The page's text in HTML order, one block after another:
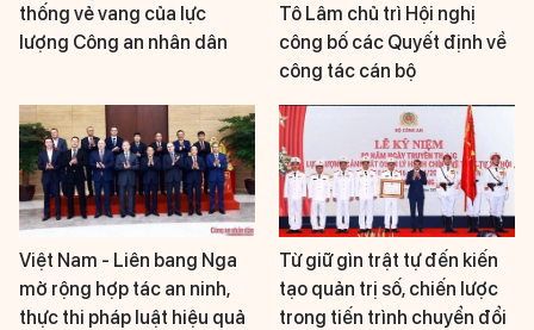
thống vẻ vang của lực
lượng Công an nhân dân
Tô Lâm chủ trì Hội nghị
công bố các Quyết định về
công tác cán bộ
Việt Nam - Liên bang Nga
mở rộng hợp tác an ninh,
thực thi pháp luật hiệu quả
Từ giữ gìn trật tự đến kiến
tạo quản trị số, chiến lược
trong tiến trình chuyển đổi